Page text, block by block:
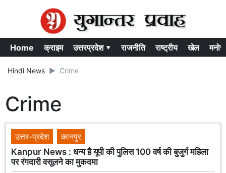
Home क्राइम उत्तरप्रदेश ▾ राजनीति राष्ट्रीय खेल
Hindi News Crime
Crime
उत्तर-प्रदेश
कानपुर
Kanpur News : धन्य है यूपी की पुलिस 100 वर्ष की बुजुर्ग महिला
पर रंगदारी वसूलने का मुकदमा